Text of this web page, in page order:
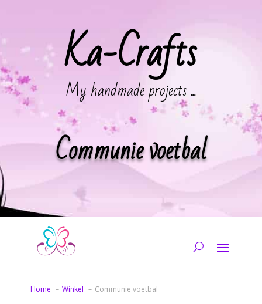
Ka-Crafts
My handmade projects ...
Communie voetbal
Home Winkel Communie voetbal